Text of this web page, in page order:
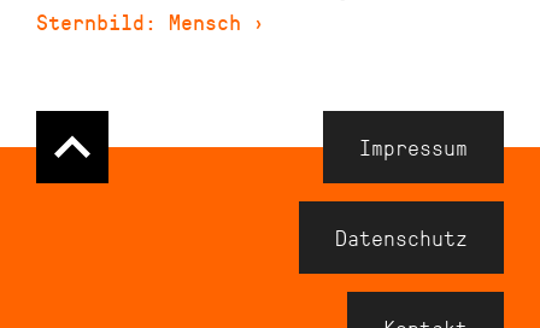
Sternbild: Mensch ›
Navigation
Meta
Footer
Impressum
Datenschutz